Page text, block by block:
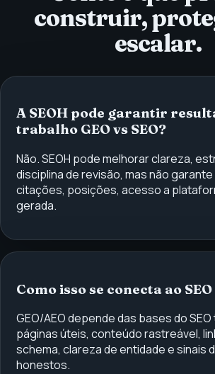
construir,
escalar.
A SEOH pode garantir
trabalho GEO vs SEO?
Não. SEOH pode melhorar clareza,
disciplina de revisão, mas não
citações, posições, acesso a
gerada.
Como isso se conecta ao
GEO/AEO depende das bases do
páginas úteis, conteúdo rastreável,
schema, clareza de entidade e sinais
honestos.